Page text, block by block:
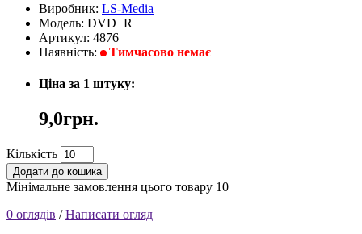
Виробник: LS-Media
Модель: DVD+R
Артикул: 4876
Наявність:
Тимчасово немає
Ціна за 1 штуку:
9,0грн.
Кількість
Додати до кошика
Мінімальне замовлення цього товару 10
0 оглядів /Написати огляд